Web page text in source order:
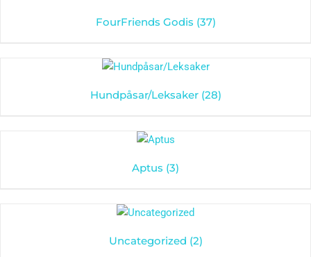
FourFriends Godis (37)
Hundpåsar/Leksaker (28)
Aptus (3)
Uncategorized (2)